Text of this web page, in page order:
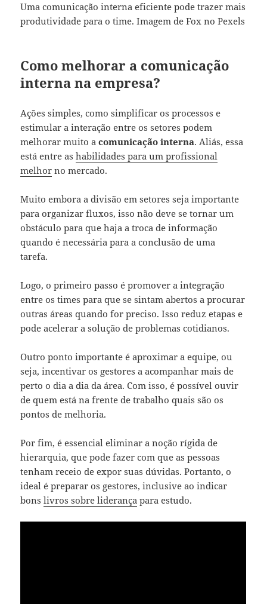
Uma comunicação interna eficiente pode trazer mais
produtividade para o time. Imagem de Fox no Pexels
Como melhorar a comunicação
interna na empresa?
Ações simples, como simplificar os processos e
estimular a interação entre os setores podem
melhorar muito acomunicação interna. Aliás, essa
está entre ashabilidades para um profissional
melhor no mercado.
Muito embora a divisão em setores seja importante
para organizar fluxos, isso não deve se tornar um
obstáculo para que haja a troca de informação
quando é necessária para a conclusão de uma
tarefa.
Logo, o primeiro passo é promover a integração
entre os times para que se sintam abertos a procurar
outras áreas quando for preciso. Isso reduz etapas e
pode acelerar a solução de problemas cotidianos.
Outro ponto importante é aproximar a equipe, ou
seja, incentivar os gestores a acompanhar mais de
perto o dia a dia da área. Com isso, é possível ouvir
de quem está na frente de trabalho quais são os
pontos de melhoria.
Por fim, é essencial eliminar a noção rígida de
hierarquia, que pode fazer com que as pessoas
tenham receio de expor suas dúvidas. Portanto, o
ideal é preparar os gestores, inclusive ao indicar
bonslivros sobre liderança para estudo.